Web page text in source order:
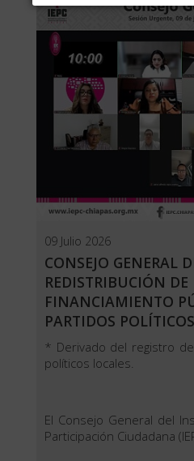
09 Julio 2026
CONSEJO GENERAL
REDISTRIBUCIÓN DE
FINANCIAMIENTO
PARTIDOS POLÍTICOS
* Derivado del registro
políticos locales.
El Consejo General del
Participación Ciudadana